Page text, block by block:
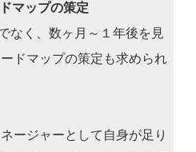
マップの策定
なく、数ヶ月～１年後を見
ドマップの策定も求められ
ージャーとして自身が足り